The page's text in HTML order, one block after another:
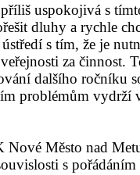
uspokojivá s
dluhy a rychle
s tím, že je
za činnost.
dalšího ročníku
problémům vydrží
Město nad
s